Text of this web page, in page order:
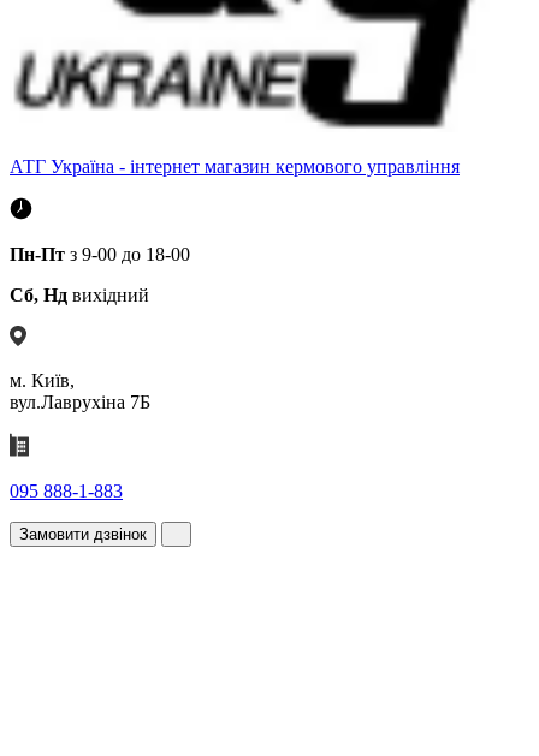
АТГ Україна - інтернет магазин кермового управління
Пн-Пт з 9-00 до 18-00
Сб, Нд вихідний
м. Київ,
вул.Лаврухіна 7Б
095 888-1-883
Замовити дзвінок